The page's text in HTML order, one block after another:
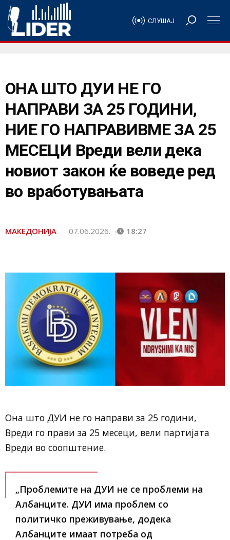
СЛУШАЈ
ОНА ШТО ДУИ НЕ ГО
НАПРАВИ ЗА 25 ГОДИНИ,
НИЕ ГО НАПРАВИВМЕ ЗА 25
МЕСЕЦИ Вреди вели дека
новиот закон ќе воведе ред
во вработувањата
МАКЕДОНИЈА 07.06.2026. 18:27
Она што ДУИ не го направи за 25 години,
Вреди го прави за 25 месеци, вели партијата
Вреди во соопштение.
„Проблемите на ДУИ не се проблеми на
Албанците. ДУИ има проблем со
политичко преживување, додека
Албанците имаат потреба од